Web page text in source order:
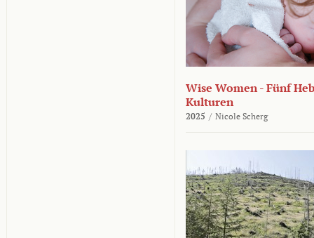
Wise Women - Fünf
Kulturen
2025 / Nicole Scherg